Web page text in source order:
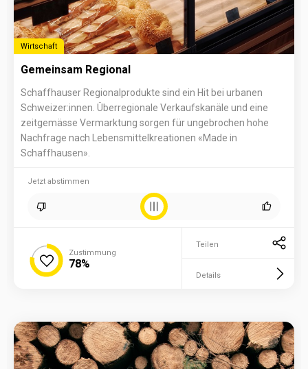
Wirtschaft
Gemeinsam Regional
Schaffhauser Regionalprodukte sind ein Hit bei urbanen
Schweizer:innen. Überregionale Verkaufskanäle und eine
zeitgemässe Vermarktung sorgen für ungebrochen hohe
Nachfrage nach Lebensmittelkreationen «Made in
Schaffhausen».
Jetzt abstimmen
Zustimmung
78%
Teilen
Details